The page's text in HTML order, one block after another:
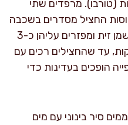
ל-220 מעלות (טורבו). מרפדים שתי
החציל מסדרים בשכבה
אחת, מברישים ב-30 מ״ל שמן זית ומפזרים עליהן כ-3
אופים 18–22 דקות, עד שהחצילים רכים עם
הופכים בעדינות כדי
סיר בינוני עם מים